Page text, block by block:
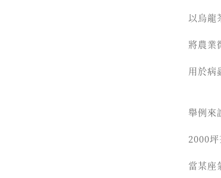
以烏龍
將農業
用於病
舉例來
2000
當某座